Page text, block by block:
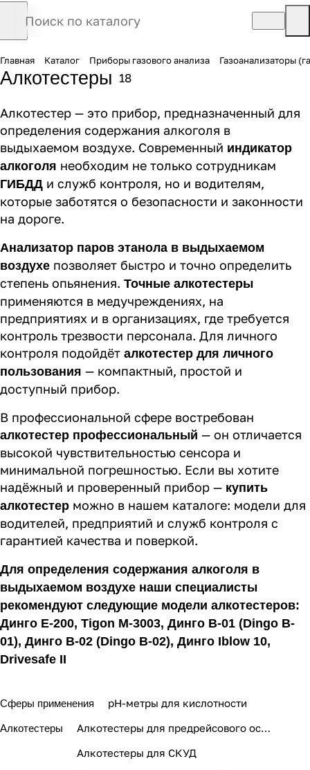
Главная Каталог Приборы газового анализа Газоанализаторы
Алкотестеры 18
Алкотестер — это прибор, предназначенный для
определения содержания алкоголя в
выдыхаемом воздухе. Современный индикатор
алкоголя необходим не только сотрудникам
ГИБДД и служб контроля, но и водителям,
которые заботятся о безопасности и законности
на дороге.
Анализатор паров этанола в выдыхаемом
воздухе позволяет быстро и точно определить
степень опьянения. Точные алкотестеры
применяются в медучреждениях, на
предприятиях и в организациях, где требуется
контроль трезвости персонала. Для личного
контроля подойдёт алкотестер для личного
пользования — компактный, простой и
доступный прибор.
В профессиональной сфере востребован
алкотестер профессиональный — он отличается
высокой чувствительностью сенсора и
минимальной погрешностью. Если вы хотите
надёжный и проверенный прибор — купить
алкотестер можно в нашем каталоге: модели для
водителей, предприятий и служб контроля с
гарантией качества и поверкой.
Для определения содержания алкоголя в
выдыхаемом воздухе наши специалисты
рекомендуют следующие модели алкотестеров:
Динго Е-200, Tigon M-3003, Динго В-01 (Dingo B-
01), Динго В-02 (Dingo B-02), Динго Iblow 10,
Drivesafe II
Сферы применения pH-метры для кислотности
Алкотестеры
Алкотестеры для СКУД